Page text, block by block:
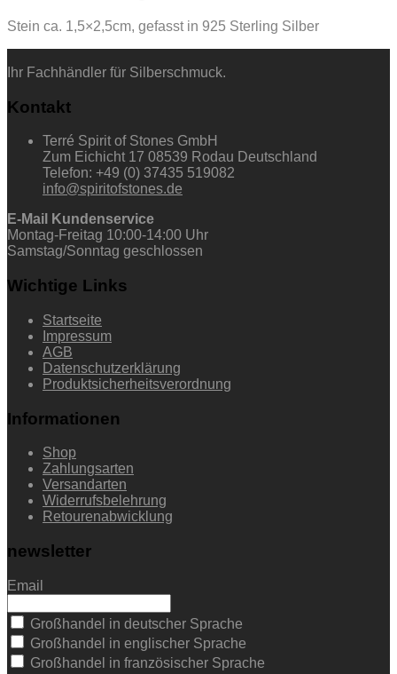
Stein ca. 1,5×2,5cm, gefasst in 925 Sterling Silber
Ihr Fachhändler für Silberschmuck.
Kontakt
Terré Spirit of Stones GmbH
Zum Eichicht 17 08539 Rodau Deutschland
Telefon: +49 (0) 37435 519082
info@spiritofstones.de
E-Mail Kundenservice
Montag-Freitag 10:00-14:00 Uhr
Samstag/Sonntag geschlossen
Wichtige Links
Startseite
Impressum
AGB
Datenschutzerklärung
Produktsicherheitsverordnung
Informationen
Shop
Zahlungsarten
Versandarten
Widerrufsbelehrung
Retourenabwicklung
newsletter
Email
Großhandel in deutscher Sprache
Großhandel in englischer Sprache
Großhandel in französischer Sprache